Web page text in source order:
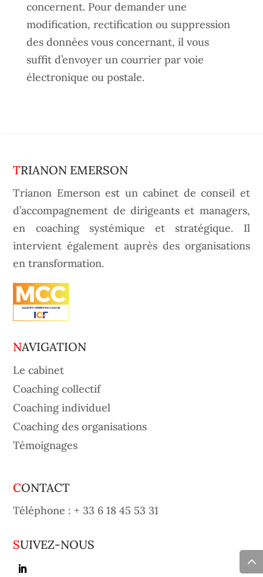
concernent. Pour demander une
modification, rectification ou suppression
des données vous concernant, il vous
suffit d’envoyer un courrier par voie
électronique ou postale.
TRIANON EMERSON
Trianon Emerson est un cabinet de conseil et
d’accompagnement de dirigeants et managers,
en coaching systémique et stratégique. Il
intervient également auprès des organisations
en transformation.
NAVIGATION
Le cabinet
Coaching collectif
Coaching individuel
Coaching des organisations
Témoignages
CONTACT
Téléphone :+ 33 6 18 45 53 31
SUIVEZ-NOUS